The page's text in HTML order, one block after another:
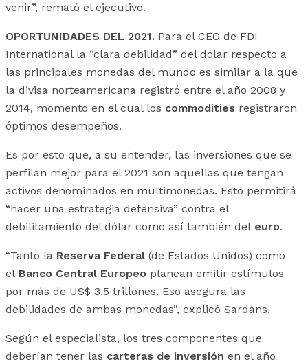
venir”, remató el ejecutivo.
OPORTUNIDADES DEL 2021. Para el CEO de FDI
International la “clara debilidad” del dólar respecto a
las principales monedas del mundo es similar a la que
la divisa norteamericana registró entre el año 2008 y
2014, momento en el cual los commodities registraron
óptimos desempeños.
Es por esto que, a su entender, las inversiones que se
perfilan mejor para el 2021 son aquellas que tengan
activos denominados en multimonedas. Esto permitirá
“hacer una estrategia defensiva” contra el
debilitamiento del dólar como así también del euro.
“Tanto la Reserva Federal (de Estados Unidos) como
el Banco Central Europeo planean emitir estímulos
por más de US$ 3,5 trillones. Eso asegura las
debilidades de ambas monedas”, explicó Sardáns.
Según el especialista, los tres componentes que
deberían tener las carteras de inversión en el año